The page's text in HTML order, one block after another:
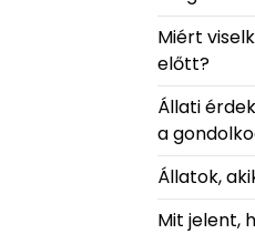
Miért
előtt?
Állati
a
Állatok,
Mit jelent,